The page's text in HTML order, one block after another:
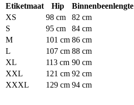
Etiketmaat
Hip Binnenbeenlengte
XS
98 cm 82 cm
S
95 cm 84 cm
M
101 cm 86 cm
L
107 cm 88 cm
XL
113 cm 90 cm
XXL
121 cm 92 cm
XXXL
129 cm 94 cm